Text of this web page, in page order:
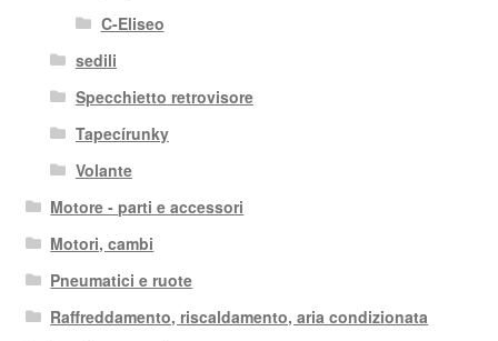
C-Eliseo
sedili
Specchietto retrovisore
Tapecírunky
Volante
Motore - parti e accessori
Motori, cambi
Pneumatici e ruote
Raffreddamento, riscaldamento, aria condizionata